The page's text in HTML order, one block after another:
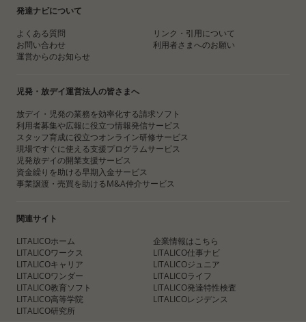
発達ナビについて
よくある質問
お問い合わせ
運営からのお知らせ
リンク・引用について
利用者さまへのお願い
児発・放デイ運営法人の皆さまへ
放デイ・児発の業務を効率化する請求ソフト
利用者募集や広報に役立つ情報発信サービス
スタッフ育成に役立つオンライン研修サービス
現場ですぐに使える支援プログラムサービス
児発放デイの開業支援サービス
資金繰りを助ける早期入金サービス
事業譲渡・売買を助けるM&A仲介サービス
関連サイト
LITALICOホーム
LITALICOワークス
LITALICOキャリア
LITALICOワンダー
LITALICO教育ソフト
LITALICO高等学院
LITALICO研究所
企業情報はこちら
LITALICO仕事ナビ
LITALICOジュニア
LITALICOライフ
LITALICO発達特性検査
LITALICOレジデンス